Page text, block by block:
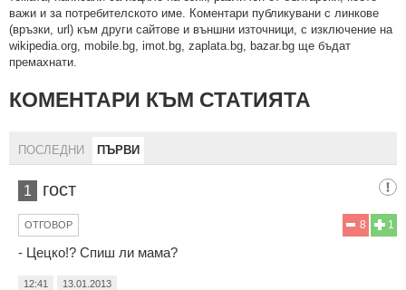
важи и за потребителското име. Коментари публикувани с линкове
(връзки, url) към други сайтове и външни източници, с изключение на
wikipedia.org, mobile.bg, imot.bg, zaplata.bg, bazar.bg ще бъдат
премахнати.
КОМЕНТАРИ КЪМ СТАТИЯТА
ПОСЛЕДНИ ПЪРВИ
1 гост
1
8
ОТГОВОР
- Цецко!? Спиш ли мама?
12:41 13.01.2013